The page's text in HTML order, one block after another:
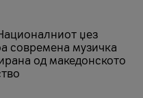
џез
современа музичка
од македонското